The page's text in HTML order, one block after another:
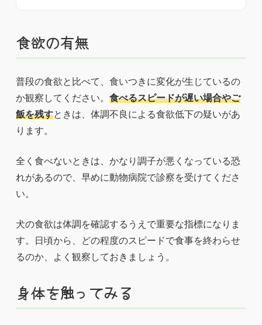
食欲の有無
普段の食欲と比べて、食いつきに変化が生じているの
か観察してください。 食べるスピードが遅い場合やご
飯を残すときは、体調不良による食欲低下の疑いがあ
ります。
全く食べないときは、かなり調子が悪くなっている恐
れがあるので、早めに動物病院で診察を受けてくださ
い。
犬の食欲は体調を確認するうえで重要な指標になりま
す。日頃から、どの程度のスピードで食事を終わらせ
るのか、よく観察しておきましょう。
身体を触ってみる